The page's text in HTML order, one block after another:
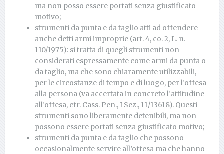
ma non posso essere portati senza giustificato
motivo;
strumenti da punta e da taglio atti ad offendere
anche detti armi improprie (art. 4, co. 2, L. n.
110/1975): si tratta di quegli strumenti non
considerati espressamente come armi da punta o
da taglio, ma che sono chiaramente utilizzabili,
per le circostanze di tempo e di luogo, per l’offesa
alla persona (va accertata in concreto l’attitudine
all’offesa, cfr. Cass. Pen., I Sez., 11/13618). Questi
strumenti sono liberamente detenibili, ma non
possono essere portati senza giustificato motivo;
strumenti da punta e da taglio che possono
occasionalmente servire all’offesa ma che hanno